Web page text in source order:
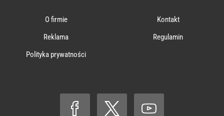
O firmie
Kontakt
Reklama
Regulamin
Polityka prywatności